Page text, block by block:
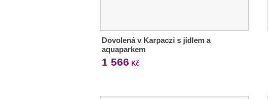
Dovolená v Karpaczi s jídlem a
aquaparkem
1 566 Kč